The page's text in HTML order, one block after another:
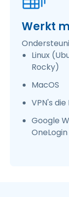
Werkt
Linux
Rocky)
MacOS
VPN's
Google